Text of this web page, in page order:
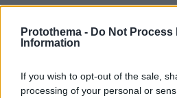
Protothema - Do Not Process
Information
If you wish to opt-out of the sale,
processing of your personal or
ΤΑ ΠΙΟ ΔΗΜΟΦΙΛΗ